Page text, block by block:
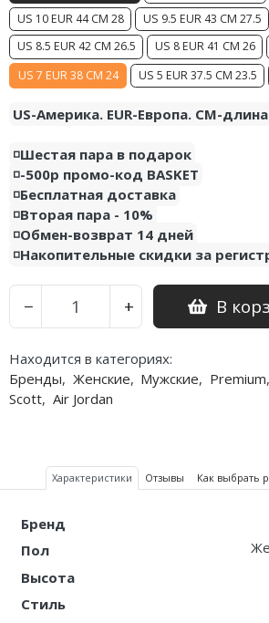
US 10 EUR 44 CM 28
US 9.5 EUR 43 CM 27.5
US 8.5 EUR 42 CM 26.5
US 8 EUR 41 CM 26
US 7 EUR 38 CM 24
US 5 EUR 37.5 CM 23.5
US-Америка. EUR-Европа. CM-
◽️Шестая пара в подарок
◽️-500р промо-код BASKET
◽️Бесплатная доставка
◽️Вторая пара - 10%
◽️Обмен-возврат 14 дней
◽️Накопительные скидки за
− + В
Находится в категориях:
Бренды, Женские, Мужские, Premium,
Scott, Air Jordan
Характеристики Отзывы Как выбрать
Бренд
Пол
Высота
Стиль
Nike Kobe
Nike Uptempo